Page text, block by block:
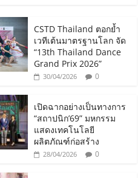
CSTD Thailand ตอกย้ำ
เวทีเต้นมาตรฐานโลก จัด
“13th Thailand Dance
Grand Prix 2026”
30/04/2026 0
เปิดฉากอย่างเป็นทางการ
“สถาปนิก’69” มหกรรม
แสดงเทคโนโลยี
ผลิตภัณฑ์ก่อสร้าง
28/04/2026 0